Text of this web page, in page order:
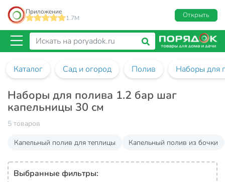
Приложение
1.7M
Открыть
Каталог Сад и огород Полив Наборы для
Наборы для полива 1.2 бар шаг
капельницы 30 см
5 товаров
Капельный полив для теплицы
Капельный полив из бочки
Выбранные фильтры: